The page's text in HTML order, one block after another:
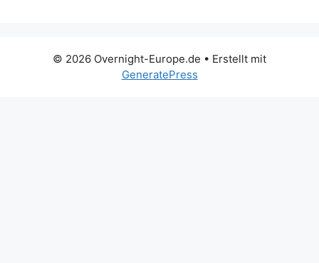
© 2026 Overnight-Europe.de • Erstellt mit
GeneratePress